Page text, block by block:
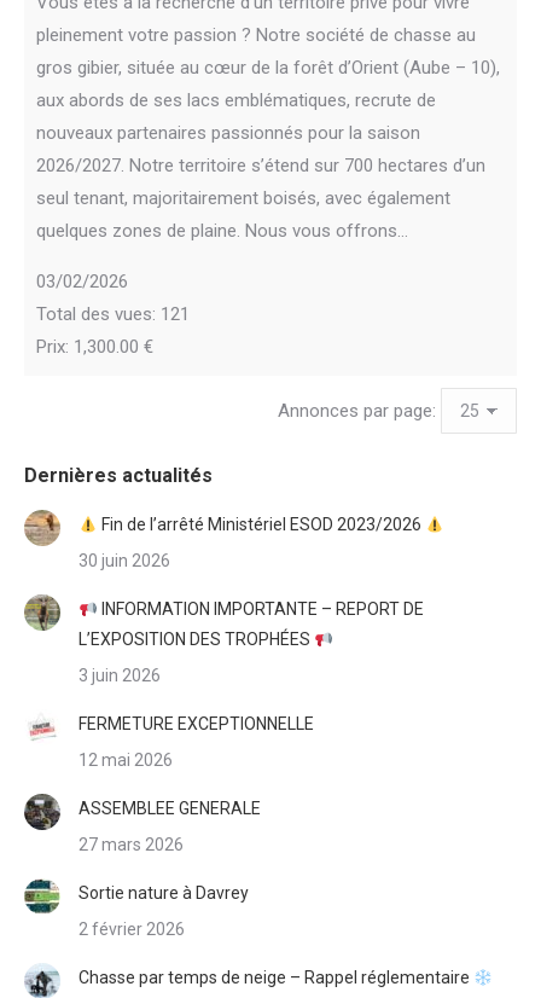
pleinement votre passion ? Notre société de chasse au
gros gibier, située au cœur de la forêt d’Orient (Aube – 10),
aux abords de ses lacs emblématiques, recrute de
nouveaux partenaires passionnés pour la saison
2026/2027. Notre territoire s’étend sur 700 hectares d’un
seul tenant, majoritairement boisés, avec également
quelques zones de plaine. Nous vous offrons…
03/02/2026
Total des vues: 121
Prix: 1,300.00 €
Annonces par page:
Dernières actualités
Fin de l’arrêté Ministériel ESOD 2023/2026
30 juin 2026
INFORMATION IMPORTANTE – REPORT DE
L’EXPOSITION DES TROPHÉES
3 juin 2026
FERMETURE EXCEPTIONNELLE
12 mai 2026
ASSEMBLEE GENERALE
27 mars 2026
Sortie nature à Davrey
2 février 2026
Chasse par temps de neige – Rappel réglementaire